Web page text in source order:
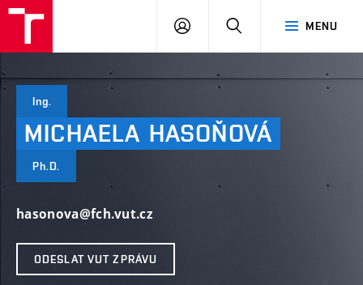
MENU
PŘIHLÁSIT
Ing.
MICHAELA HASOŇOVÁ
Ph.D.
hasonova@fch.vut.cz
ODESLAT VUT ZPRÁVU